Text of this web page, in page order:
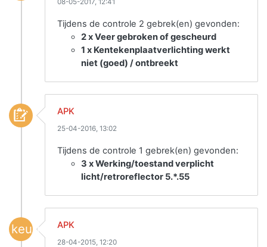
Tijdens de controle 2 gebrek(en) gevonden:
2 x Veer gebroken of gescheurd
1 x Kentekenplaatverlichting werkt
niet (goed) / ontbreekt
APK
25-04-2016, 13:02
Tijdens de controle 1 gebrek(en) gevonden:
3 x Werking/toestand verplicht
licht/retroreflector 5.*.55
keuring APK
28-04-2015, 12:20